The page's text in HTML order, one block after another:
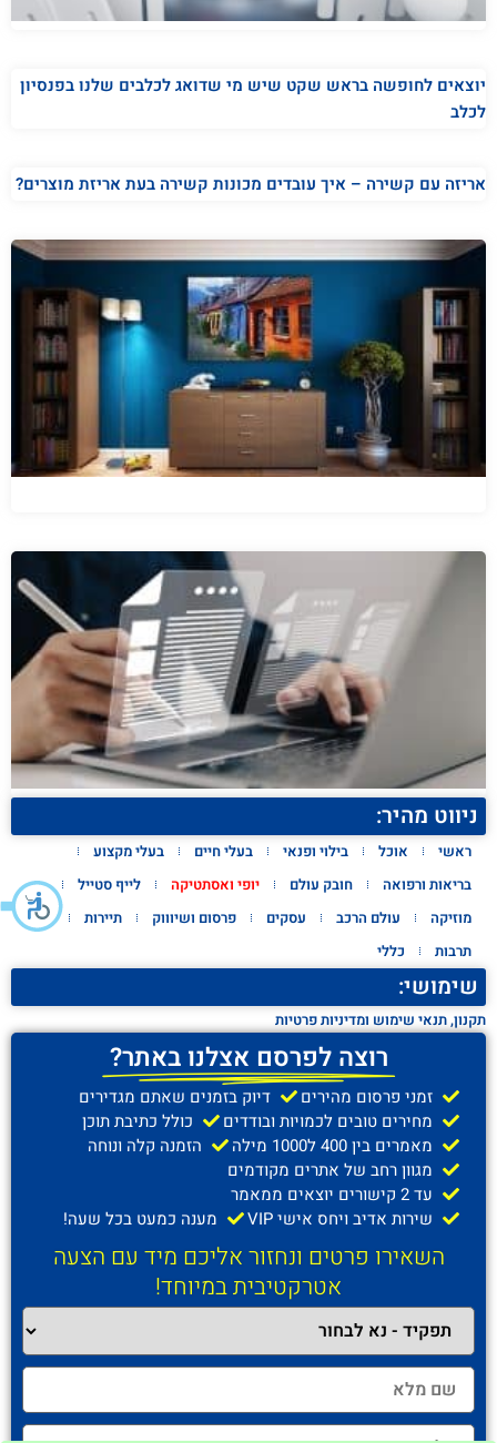
יוצאים לחופשה בראש שקט שיש מי שדואג לכלבים שלנו בפנסיון
לכלב
אריזה עם קשירה – איך עובדים מכונות קשירה בעת אריזת מוצרים?
ניווט מהיר:
ראשי אוכל בילוי ופנאי בעלי חיים
בעלי מקצוע
בריאות ורפואה
חובק עולם יופי ואסתטיקה
לייף סטייל
מוזיקה
עולם הרכב עסקים פרסום ושיוווק
תיירות
תרבות
כללי
שימושי:
תקנון, תנאי שימוש ומדיניות פרטיות
רוצה לפרסם אצלנו באתר?
זמני פרסום מהירים
דיוק בזמנים שאתם מגדירים
מחירים טובים לכמויות ובודדים
כולל כתיבת תוכן
מאמרים בין 400 ל1000 מילה
הזמנה קלה ונוחה
מגוון רחב של אתרים מקודמים
עד 2 קישורים יוצאים ממאמר
שירות אדיב ויחס אישי VIP
מענה כמעט בכל שעה!
השאירו פרטים ונחזור אליכם מיד עם הצעה
אטרקטיבית במיוחד!